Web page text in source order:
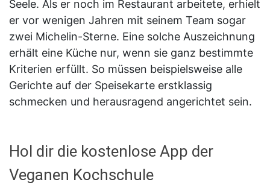
Seele. Als er noch im Restaurant arbeitete, erhielt
er vor wenigen Jahren mit seinem Team sogar
zwei Michelin-Sterne. Eine solche Auszeichnung
erhält eine Küche nur, wenn sie ganz bestimmte
Kriterien erfüllt. So müssen beispielsweise alle
Gerichte auf der Speisekarte erstklassig
schmecken und herausragend angerichtet sein.
Hol dir die kostenlose App der
Veganen Kochschule